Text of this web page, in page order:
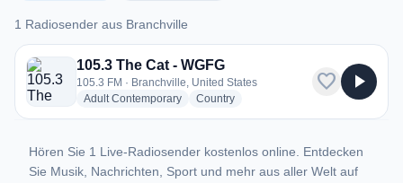
1 Radiosender aus Branchville
1 Radiosender aus Branchville
105.3 The Cat - WGFG
105.3 FM · Branchville, United States
Adult Contemporaryradio stations
Countryradio stations
favorite play_arrow
Hören Sie 1 Live-Radiosender kostenlos online. Entdecken
Sie Musik, Nachrichten, Sport und mehr aus aller Welt auf